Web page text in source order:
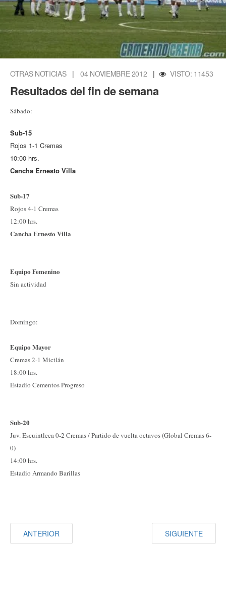
OTRAS NOTICIAS | 04 NOVIEMBRE 2012 | VISTO: 11453
Resultados del fin de semana
Sábado:
Sub-15
Rojos 1-1 Cremas
10:00 hrs.
Cancha Ernesto Villa
Sub-17
Rojos 4-1 Cremas
12:00 hrs.
Cancha Ernesto Villa
Equipo Femenino
Sin actividad
Domingo:
Equipo Mayor
Cremas 2-1 Mictlán
18:00 hrs.
Estadio Cementos Progreso
Sub-20
Juv. Escuintleca0-2 Cremas/ Partido de vuelta octavos (Global Cremas 6-
0)
14:00 hrs.
Estadio Armando Barillas
ANTERIOR SIGUIENTE